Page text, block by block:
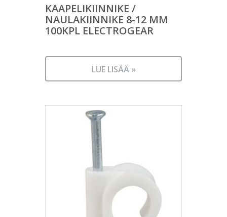
KAAPELIKIINNIKE /
NAULAKIINNIKE 8-12 MM
100KPL ELECTROGEAR
LUE LISÄÄ »